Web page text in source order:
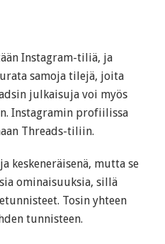
Instagram-tiliä, ja
samoja tilejä, joita
julkaisuja voi myös
Instagramin profiilissa
Threads-tiliin.
keskeneräisenä, mutta se
ominaisuuksia, sillä
Tosin yhteen
tunnisteen.